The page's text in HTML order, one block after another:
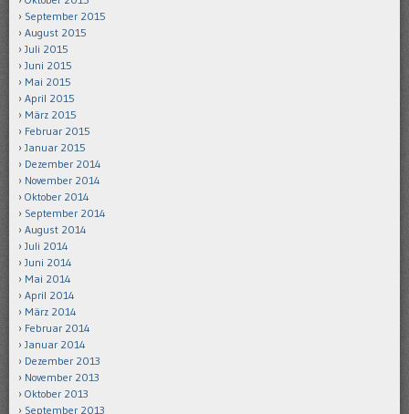
September 2015
August 2015
Juli 2015
Juni 2015
Mai 2015
April 2015
März 2015
Februar 2015
Januar 2015
Dezember 2014
November 2014
Oktober 2014
September 2014
August 2014
Juli 2014
Juni 2014
Mai 2014
April 2014
März 2014
Februar 2014
Januar 2014
Dezember 2013
November 2013
Oktober 2013
September 2013